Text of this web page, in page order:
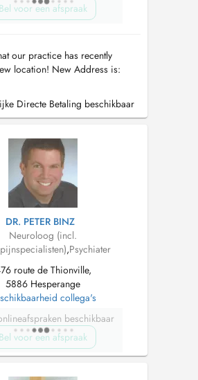
Bel voor een afspraak
our practice has recently
location! New Address is:
Center; 23, Route dArlon L-8009
Sie, dass unsere Praxis
Standort umgezogen ist! Neue
Strassen Veuillez...
Directe Betaling beschikbaar
DR. PETER BINZ
Neuroloog (incl.
,Psychiater
route de Thionville,
5886 Hesperange
collega's
beschikbaar
Bel voor een afspraak